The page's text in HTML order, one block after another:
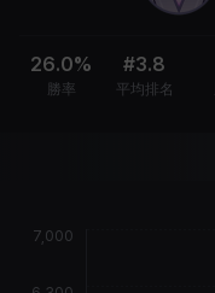
26.0%
勝率
#3.8
平均排名